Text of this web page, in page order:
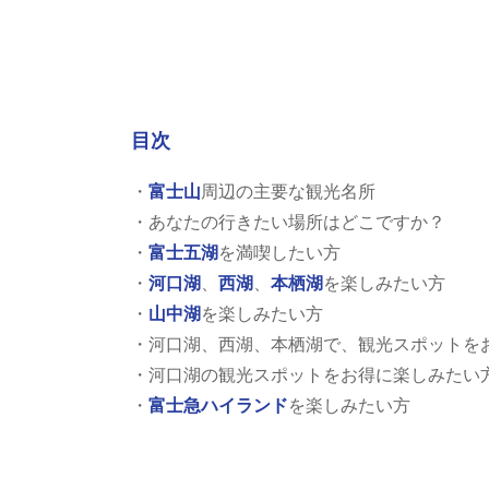
目次
・ 富士山周辺の主要な観光名所
・あなたの行きたい場所はどこですか？
・ 富士五湖 を満喫したい方
・ 河口湖 西湖 本栖湖 を楽しみたい方
・ 山中湖 を楽しみたい方
・河口湖、西湖、本栖湖で、観光スポットを
・河口湖の観光スポットをお得に楽しみたい
・ 富士急ハイランドを楽しみたい方